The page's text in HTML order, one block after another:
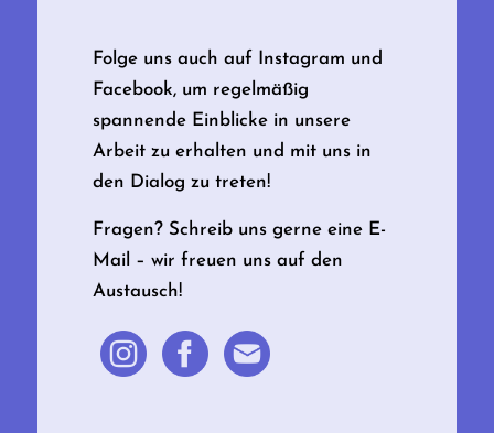
Folge uns auch auf Instagram und
Facebook, um regelmäßig
spannende Einblicke in unsere
Arbeit zu erhalten und mit uns in
den Dialog zu treten!
Fragen? Schreib uns gerne eine E-
Mail – wir freuen uns auf den
Austausch!